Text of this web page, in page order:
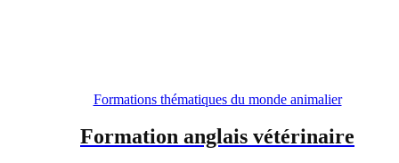
Formations thématiques du monde animalier
Formation anglais vétérinaire